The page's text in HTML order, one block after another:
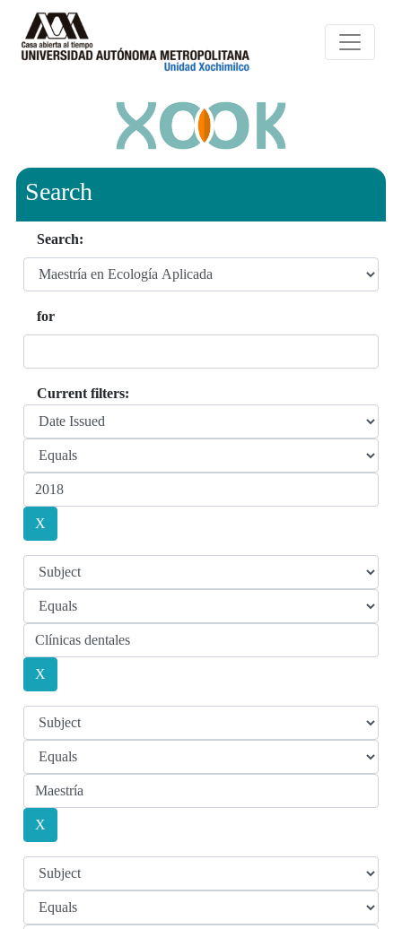
Search
Search:
for
Current filters: